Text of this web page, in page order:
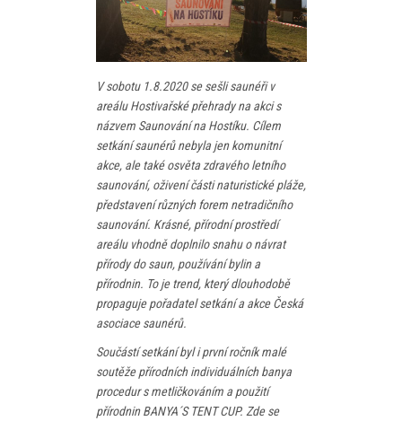
V sobotu 1.8.2020 se sešli saunéři v
areálu Hostivařské přehrady na akci s
názvem Saunování na Hostíku. Cílem
setkání saunérů nebyla jen komunitní
akce, ale také osvěta zdravého letního
saunování, oživení části naturistické pláže,
představení různých forem netradičního
saunování. Krásné, přírodní prostředí
areálu vhodně doplnilo snahu o návrat
přírody do saun, používání bylin a
přírodnin. To je trend, který dlouhodobě
propaguje pořadatel setkání a akce Česká
asociace saunérů.
Součástí setkání byl i první ročník malé
soutěže přírodních individuálních banya
procedur s metličkováním a použití
přírodnin BANYA´S TENT CUP. Zde se